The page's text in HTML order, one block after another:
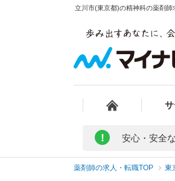
立川市(東京都)の精神科の薬剤
! 安心・安全
薬剤師の求人・転職TOP 東